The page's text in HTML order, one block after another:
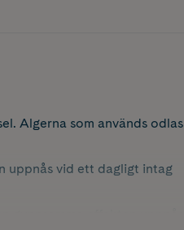
Algerna som används odlas
uppnås vid ett dagligt intag